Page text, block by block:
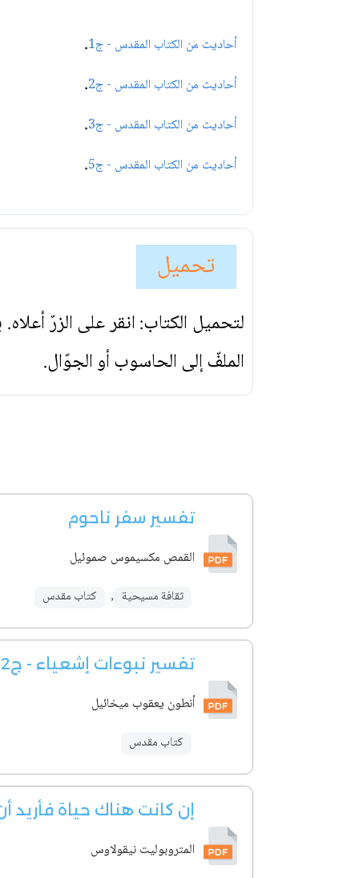
أحاديث من الكتاب المقدس - ج1 .
أحاديث من الكتاب المقدس - ج2 .
أحاديث من الكتاب المقدس - ج3 .
أحاديث من الكتاب المقدس - ج5 .
تحميل
لتحميل الكتاب: انقر على الزرّ
الملفّ إلى الحاسوب أو الجوّال.
تفسير سفر ناحوم
القمص مكسيموس صموئيل
ثقافة مسيحية , كتاب مقدس
تفسير نبوءات إشعياء - ج2
أنطون يعقوب ميخائيل
كتاب مقدس
إن كانت هناك حياة فأريد
المتروبوليت نيقولاوس